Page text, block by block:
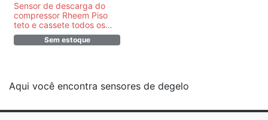
Sensor de descarga do
compressor Rheem Piso
teto e cassete todos os
modelos intermediários e
novos v2Sem estoque
Aqui você encontra sensores de degelo